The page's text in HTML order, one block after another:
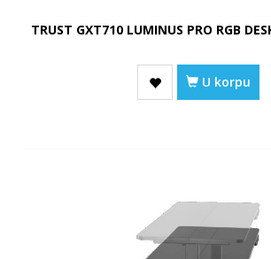
TRUST GXT710 LUMINUS PRO RGB
U korpu